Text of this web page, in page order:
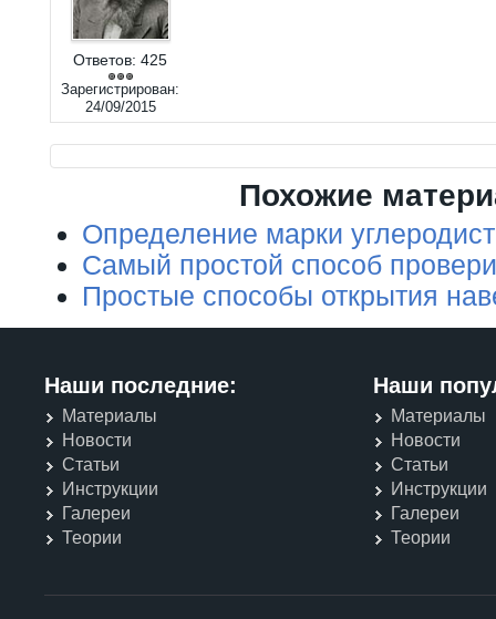
Ответов: 425
Зарегистрирован:
24/09/2015
Похожие
Определение марки
Самый простой способ
Простые способы открытия
Наши последние:
Материалы
Новости
Статьи
Инструкции
Галереи
Теории
Наши
Материалы
Новости
Статьи
Инструкции
Галереи
Теории